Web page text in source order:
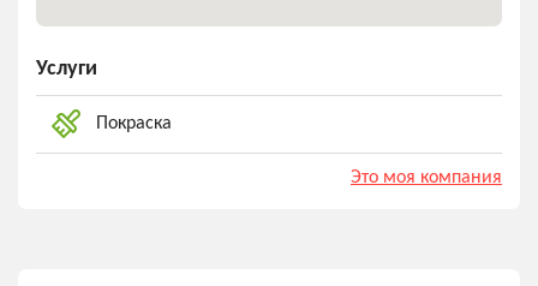
Услуги
Покраска
Это моя компания